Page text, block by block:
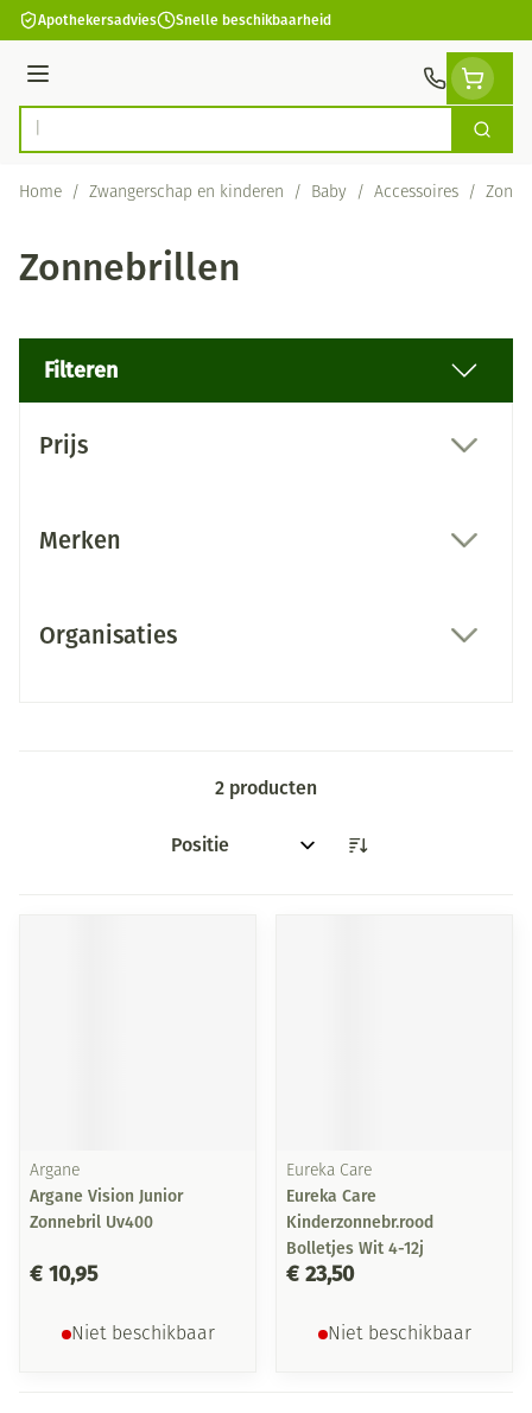
Ga naar de inhoud
Apothekersadvies Snelle beschikbaarheid
Menu
Product, merk, categorie... Zoek
Home / Zwangerschap en kinderen / Baby / Accessoires /
Zonnebrillen
Filteren
Prijs
Merken
Organisaties
2 producten
Sorteer op:
Argane
Argane Vision Junior
Zonnebril Uv400
€ 10,95
Niet beschikbaar
Eureka Care
Eureka Care
Kinderzonnebr.rood
Bolletjes Wit 4-12j
€ 23,50
Niet beschikbaar